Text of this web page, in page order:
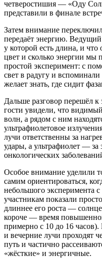
четверостишия — «Оду
представили в финале
Затем внимание
передаёт энергию.
у которой есть длина, и
цвет и сколько энергии мы
простой эксперимент: с
свет в радугу и
желает знать, где сидит
Дальше разговор перешёл к
гости увидели, что
волн, а рядом с ним
ультрафиолетовое
лучи ответственны за
удары, а ультрафиолет — за
онкологических
Особое внимание уделили
самим ориентироваться,
небольшого эксперимента
участникам показали
длиннее его роста —
короче — время
примерно с 10 до 16
и вечерние лучи проходят
путь и частично
«жёсткие» и энергичные.